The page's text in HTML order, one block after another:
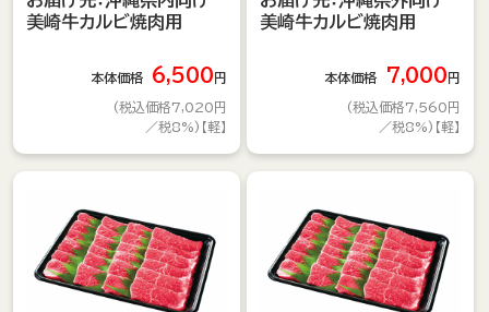
美崎牛カルビ焼肉用
本体価格 6,500 円
(税込価格7,020円
／税8%)【軽】
美崎牛カルビ焼肉用
本体価格 7,000 円
(税込価格7,560円
／税8%)【軽】